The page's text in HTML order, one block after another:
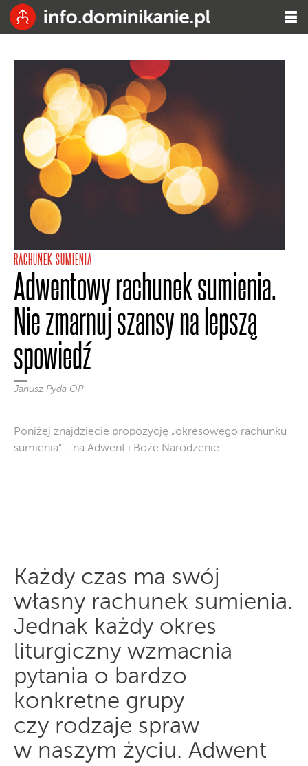
RACHUNEK SUMIENIA
Adwentowy rachunek sumienia.
Nie zmarnuj szansy na lepszą
spowiedź
Janusz Pyda OP
Poniżej znajdziecie propozycję „okresowego rachunku
sumienia” - na Adwent i Boże Narodzenie.
Każdy czas ma swój
własny rachunek sumienia.
Jednak każdy okres
liturgiczny wzmacnia
pytania o bardzo
konkretne grupy
czy rodzaje spraw
w naszym życiu. Adwent